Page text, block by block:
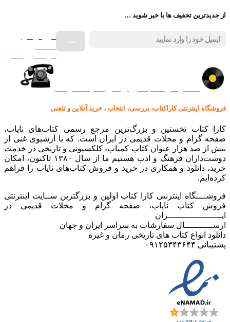
از جدیدترین تخفیف ها با خبر شوید …
فروش انواع
فروشگاه اینترنتی کاراکتاب، بررسی، انتخاب ، خرید آنلاین و تلفنی
کارا کتاب نخستین و بزرگ‌ترین مرجع رسمی کتاب‌های نایاب،
صفحه گرام و مجلات قدیمی در ایران است. که با آرشیوی غنی از
بیش از صد هزار عنوان کتاب کمیاب، کلکسیونی و تاریخی در خدمت
دوست‌داران فرهنگ و ادب هستیم ما از سال ۱۳۸۰ تاکنون، امکان
خرید، دانلود و همکاری در خرید و فروش کتاب‌های نایاب را فراهم
کرده‌ایم.
فروشــــگاه اینترنتی کارا کتاب اولین و بزرگترین ســایت اینترنتی
فروش کتاب نایاب، صفحه گرام و مجلات قدیمی در
ایـــــــــــــــــــــران
ارســـــــــــال سفارشات به سراسر ایران و جهان
دانلود انواع کتاب های تاریخی رمان و غیره
پشتیبانی ۰۹۱۲۵۳۴۳۶۴۴